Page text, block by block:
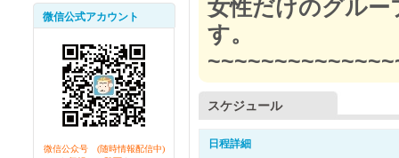
微信公式アカウント
微信公众号 (随時情報配信中)
女性だけのグル
す。
スケジュール
日程詳細